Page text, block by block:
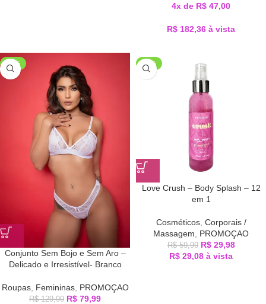
4x de R$ 47,00
R$ 182,36 à vista
-38%
Conjunto Sem Bojo e Sem Aro –
Delicado e Irresistível- Branco
Roupas, Femininas, PROMOÇAO
R$129,99 R$ 79,99
-50%
Love Crush – Body Splash – 12
em 1
Cosméticos, Corporais /
Massagem
PROMOÇAO
R$59,99 R$29,98
R$ 29,08 à vista